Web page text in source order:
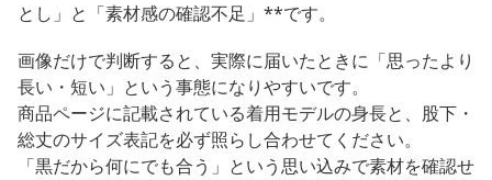
とし」と「素材感の確認不足」**です。
画像だけで判断すると、実際に届いたときに「思ったより
長い・短い」という事態になりやすいです。
商品ページに記載されている着用モデルの身長と、股下・
総丈のサイズ表記を必ず照らし合わせてください。
「黒だから何にでも合う」という思い込みで素材を確認せ